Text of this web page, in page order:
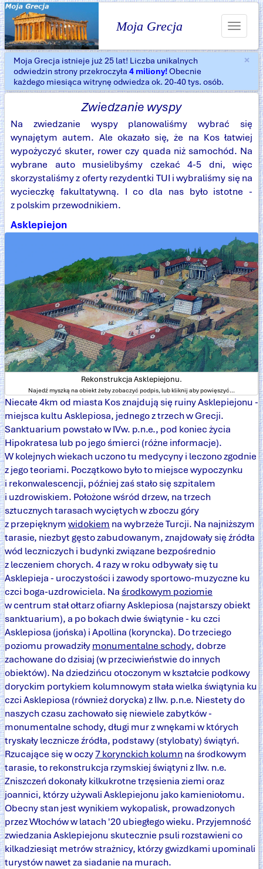
Moja Grecja
Toggle
×
Moja Grecja istnieje już 25 lat! Liczba unikalnych
odwiedzin strony przekroczyła 4 miliony!Obecnie
każdego miesiąca witrynę odwiedza ok. 20-40 tys. osób.
Zwiedzanie wyspy
Na zwiedzanie wyspy planowaliśmy wybrać się
wynajętym autem. Ale okazało się, że na Kos łatwiej
wypożyczyć skuter, rower czy quada niż samochód. Na
wybrane auto musielibyśmy czekać 4-5 dni, więc
skorzystaliśmy z oferty rezydentki TUI i wybraliśmy się na
wycieczkę fakultatywną. I co dla nas było istotne -
z polskim przewodnikiem.
Asklepiejon
Rekonstrukcja Asklepiejonu.
Najedź myszką na obiekt żeby zobaczyć podpis, lub kliknij aby powięszyć...
Niecałe 4km od miasta Kos znajdują się ruiny Asklepiejonu -
miejsca kultu Asklepiosa, jednego z trzech w Grecji.
Sanktuarium powstało w IVw. p.n.e., pod koniec życia
Hipokratesa lub po jego śmierci (różne informacje).
W kolejnych wiekach uczono tu medycyny i leczono zgodnie
z jego teoriami. Początkowo było to miejsce wypoczynku
i rekonwalescencji, później zaś stało się szpitalem
i uzdrowiskiem. Położone wśród drzew, na trzech
sztucznych tarasach wyciętych w zboczu góry
z przepięknymwidokiem na wybrzeże Turcji. Na najniższym
tarasie, niezbyt gęsto zabudowanym, znajdowały się źródła
wód leczniczych i budynki związane bezpośrednio
z leczeniem chorych. 4 razy w roku odbywały się tu
Asklepieja - uroczystości i zawody sportowo-muzyczne ku
czci boga-uzdrowiciela. Na środkowym poziomie
w centrum stał ołtarz ofiarny Asklepiosa (najstarszy obiekt
sanktuarium), a po bokach dwie świątynie - ku czci
Asklepiosa (jońska) i Apollina (koryncka). Do trzeciego
poziomu prowadziłymonumentalne schody, dobrze
zachowane do dzisiaj (w przeciwieństwie do innych
obiektów). Na dziedzińcu otoczonym w kształcie podkowy
doryckim portykiem kolumnowym stała wielka świątynia ku
czci Asklepiosa (również dorycka) z IIw. p.n.e. Niestety do
naszych czasu zachowało się niewiele zabytków -
monumentalne schody, długi mur z wnękami w których
tryskały lecznicze źródła, podstawy (stylobaty) świątyń.
Rzucające się w oczy7 korynckich kolumnna środkowym
tarasie, to rekonstrukcja rzymskiej świątyni z IIw. n.e.
Zniszczeń dokonały kilkukrotne trzęsienia ziemi oraz
joannici, którzy używali Asklepiejonu jako kamieniołomu.
Obecny stan jest wynikiem wykopalisk, prowadzonych
przez Włochów w latach '20 ubiegłego wieku. Przyjemność
zwiedzania Asklepiejonu skutecznie psuli rozstawieni co
kilkadziesiąt metrów strażnicy, którzy gwizdkami upominali
turystów nawet za siadanie na murach.